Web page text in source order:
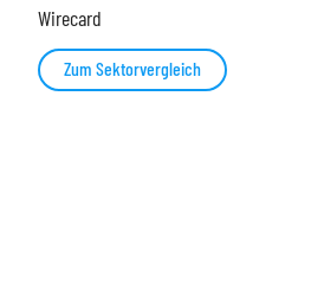
Wirecard
Zum Sektorvergleich